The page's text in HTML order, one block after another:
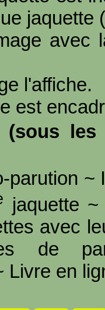
jaquette (
avec
l'affiche.
est
(sous
parution ~
jaquette
avec
de
Livre en